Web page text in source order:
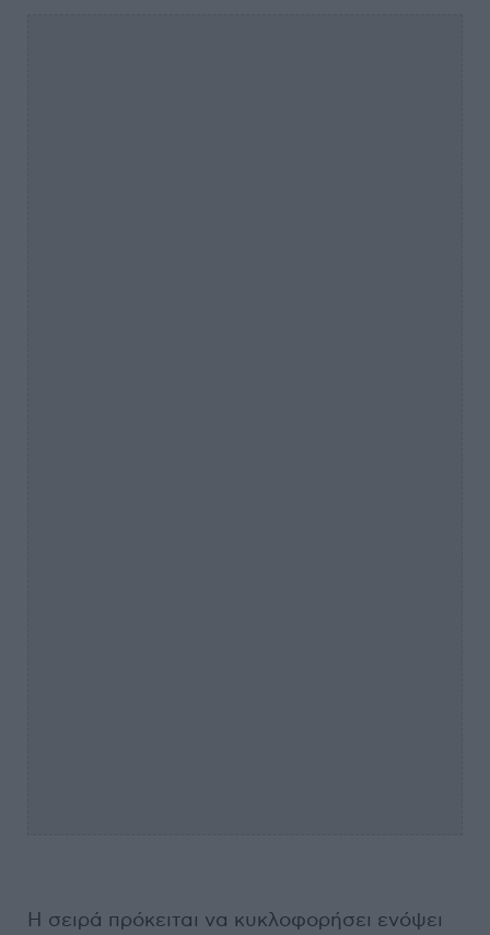
Η σειρά πρόκειται να κυκλοφορήσει ενόψει